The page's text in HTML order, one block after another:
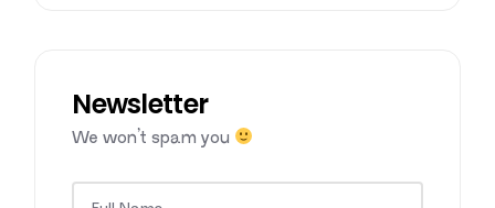
Newsletter
We won’t spam you